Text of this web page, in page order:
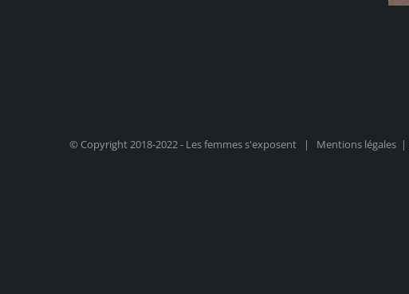
© Copyright 2018-2022 - Les femmes s'exposent | Mentions légales |